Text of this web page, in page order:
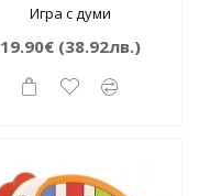
Игра с думи
19.90€(38.92лв.)